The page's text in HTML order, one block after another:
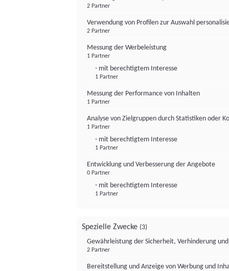
2 Partner
Verwendung von Profilen zur Auswahl
2 Partner
Messung der Werbeleistung
1 Partner
- mit berechtigtem Interesse
1 Partner
Messung der Performance von Inhalten
1 Partner
Analyse von Zielgruppen durch Statistiken oder
1 Partner
- mit berechtigtem Interesse
1 Partner
Entwicklung und Verbesserung der Angebote
0 Partner
- mit berechtigtem Interesse
1 Partner
Spezielle Zwecke (3)
Gewährleistung der Sicherheit, Verhinderung
2 Partner
Bereitstellung und Anzeige von Werbung und